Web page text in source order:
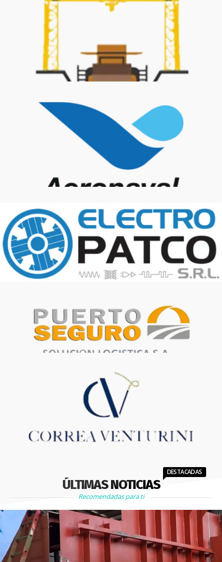
ÚLTIMAS NOTICIAS
DESTACADAS
Recomendadas para ti